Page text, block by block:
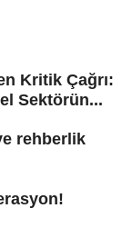
Kritik Çağrı:
Sektörün...
rehberlik